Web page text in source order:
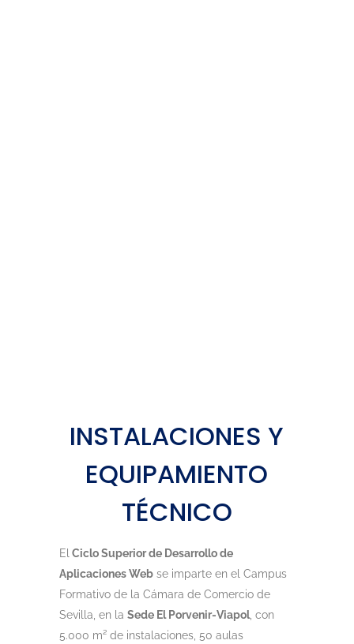
INSTALACIONES Y
EQUIPAMIENTO
TÉCNICO
El Ciclo Superior de Desarrollo de
Aplicaciones Webse imparte en el Campus
Formativo de la Cámara de Comercio de
Sevilla, en la Sede El Porvenir-Viapol, con
5.000 m² de instalaciones, 50 aulas